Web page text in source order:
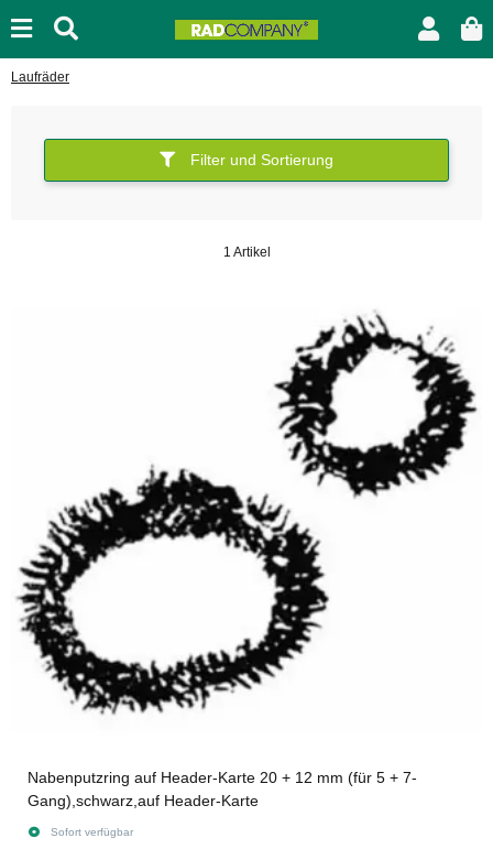
Laufräder
Filter und Sortierung
1 Artikel
Nabenputzring auf Header-Karte 20 + 12 mm (für 5 + 7-
Gang),schwarz,auf Header-Karte
Sofort verfügbar